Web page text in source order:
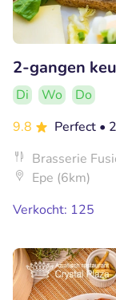
2-gangen
Di Wo
Do
9.8
Perfect •
Brasserie
Epe (6km)
Verkocht: 125